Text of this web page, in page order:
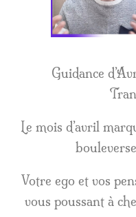
Guidance
Le mois d’avril
Votre ego et vos
vous poussant à